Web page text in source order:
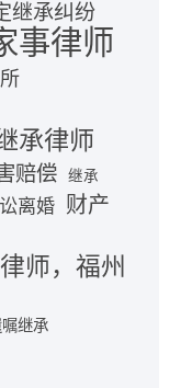
继承纠纷
事律师
承律师
赔偿 继承
离婚 财产
师，福州
继承